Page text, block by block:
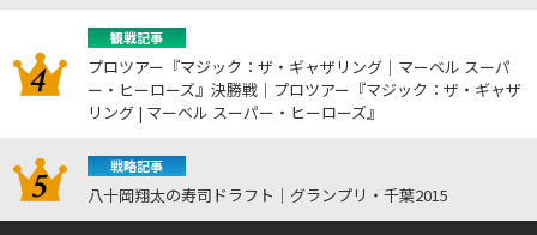
観戦記事
プロツアー『マジック：ザ・ギャザリング｜マーベル スーパ
ー・ヒーローズ』決勝戦｜プロツアー『マジック：ザ・ギャザ
リング | マーベル スーパー・ヒーローズ』
戦略記事
八十岡翔太の寿司ドラフト｜グランプリ・千葉2015